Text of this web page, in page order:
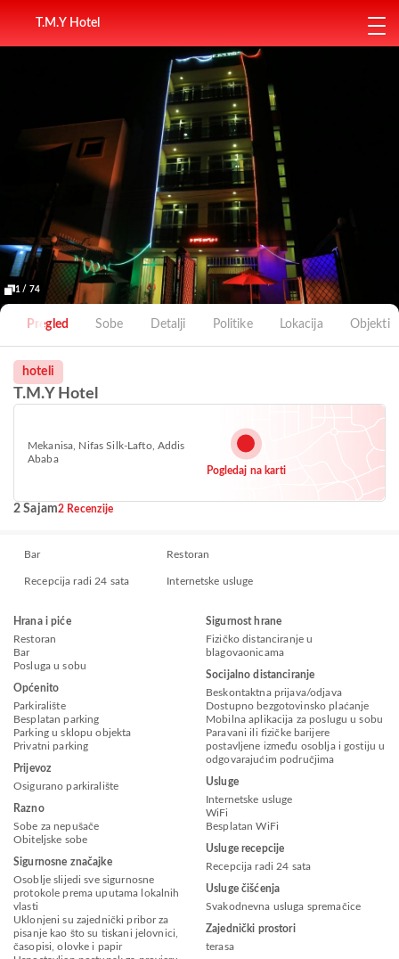
T.M.Y Hotel
1 / 74
Pregled Sobe Detalji Politike Lokacija Objekti
hoteli
T.M.Y Hotel
Mekanisa, Nifas Silk-Lafto, Addis
Ababa
Pogledaj na karti
2 Sajam2 Recenzije
Bar Restoran
Recepcija radi 24 sata Internetske usluge
Hrana i piće
Restoran
Bar
Posluga u sobu
Općenito
Parkiralište
Besplatan parking
Parking u sklopu objekta
Privatni parking
Prijevoz
Osigurano parkiralište
Razno
Sobe za nepušače
Obiteljske sobe
Sigurnosne značajke
Osoblje slijedi sve sigurnosne
protokole prema uputama lokalnih
vlasti
Uklonjeni su zajednički pribor za
pisanje kao što su tiskani jelovnici,
časopisi, olovke i papir
Sigurnost hrane
Fizičko distanciranje u
blagovaonicama
Socijalno distanciranje
Beskontaktna prijava/odjava
Dostupno bezgotovinsko plaćanje
Mobilna aplikacija za poslugu u sobu
Paravani ili fizičke barijere
postavljene između osoblja i gostiju u
odgovarajućim područjima
Usluge
Internetske usluge
WiFi
Besplatan WiFi
Usluge recepcije
Recepcija radi 24 sata
Usluge čišćenja
Svakodnevna usluga spremačice
Zajednički prostori
terasa